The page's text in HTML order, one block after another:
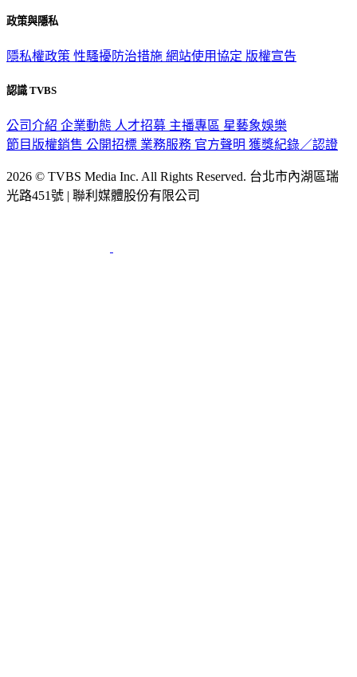
政策與隱私
隱私權政策 性騷擾防治措施 網站使用協定 版權宣告
認識 TVBS
公司介紹 企業動態 人才招募 主播專區 星藝象娛樂
節目版權銷售 公開招標 業務服務 官方聲明 獲獎紀錄／認證
2026 © TVBS Media Inc. All Rights Reserved. 台北市內湖區瑞
光路451號 | 聯利媒體股份有限公司